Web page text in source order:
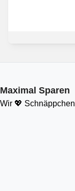
Maximal Sparen
Wir 💖 Schnäppchen